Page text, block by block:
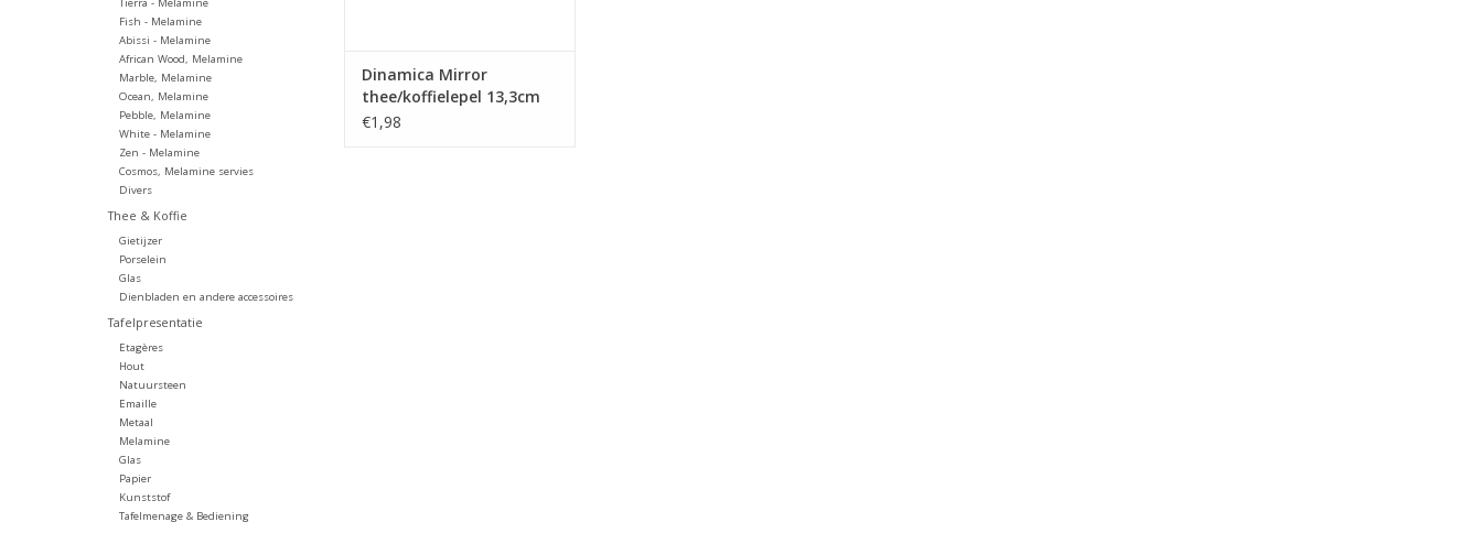
Fish - Melamine
Abissi - Melamine
African Wood, Melamine
Marble, Melamine
Ocean, Melamine
Pebble, Melamine
White - Melamine
Zen - Melamine
Cosmos, Melamine servies
Divers
Thee & Koffie
Gietijzer
Porselein
Glas
Dienbladen en andere accessoires
Tafelpresentatie
Etagères
Hout
Natuursteen
Emaille
Metaal
Melamine
Glas
Papier
Kunststof
Tafelmenage & Bediening
Dinamica Mirror
thee/koffielepel 13,3cm
€1,98